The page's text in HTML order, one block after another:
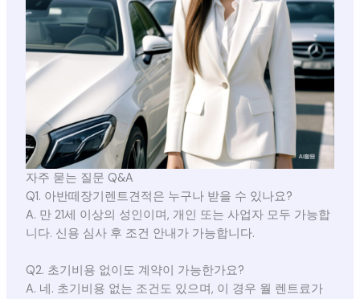
자주 묻는 질문 Q&A
Q1. 아반떼장기렌트견적은 누구나 받을 수 있나요?
A. 만 21세 이상의 성인이며, 개인 또는 사업자 모두 가능합
니다. 신용 심사 후 조건 안내가 가능합니다.
Q2. 초기비용 없이도 계약이 가능한가요?
A. 네. 초기비용 없는 조건도 있으며, 이 경우 월 렌트료가